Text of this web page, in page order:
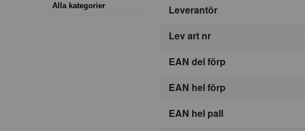
Alla kategorier Leverantör
Lev art nr
EAN del förp
EAN hel förp
EAN hel pall